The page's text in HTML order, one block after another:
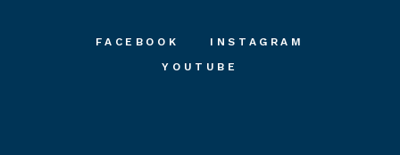
FACEBOOK
INSTAGRAM
YOUTUBE